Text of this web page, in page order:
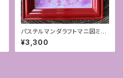
パステルマンダラフトマニ図ミニ
アート
¥3,300